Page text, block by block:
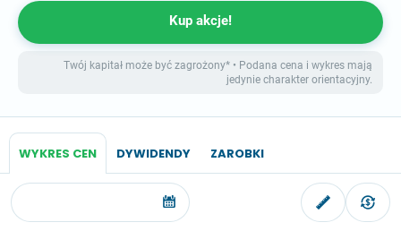
Kup akcje!
Twój kapitał może być zagrożony* • Podana cena i wykres mają
jedynie charakter orientacyjny.
WYKRES CEN DYWIDENDY ZAROBKI